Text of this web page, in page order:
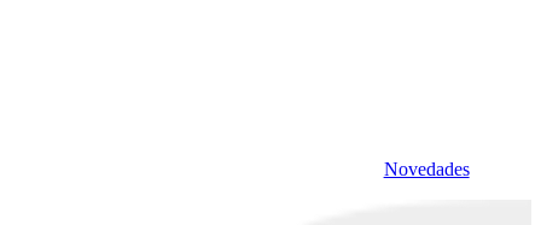
Novedades